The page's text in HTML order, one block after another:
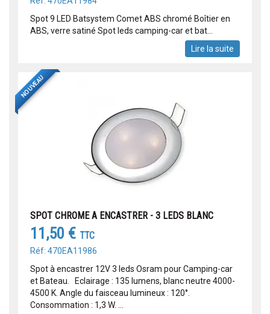
Spot 9 LED Batsystem Comet ABS chromé Boîtier en
ABS, verre satiné Spot leds camping-car et bat...
Lire la suite
NOUVEAU
SPOT CHROME A ENCASTRER - 3 LEDS BLANC
11,50 € TTC
Réf: 470EA11986
Spot à encastrer 12V 3 leds Osram pour Camping-car
et Bateau. Eclairage : 135 lumens, blanc neutre 4000-
4500 K. Angle du faisceau lumineux : 120°.
Consommation : 1,3 W. ...